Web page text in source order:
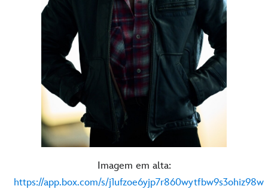
Imagem em alta:
https://app.box.com/s/j1ufzoe6yjp7r860wytfbw9s3ohiz98w